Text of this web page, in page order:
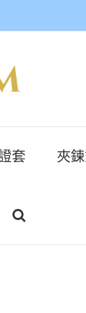
套 夾